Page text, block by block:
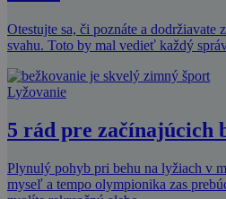
Otestujte sa, či poznáte a dodržiavate
svahu. Toto by mal vedieť každý
Lyžovanie
5 rád pre začínajúcich
Plynulý pohyb pri behu na lyžiach v
myseľ a tempo olympionika zas